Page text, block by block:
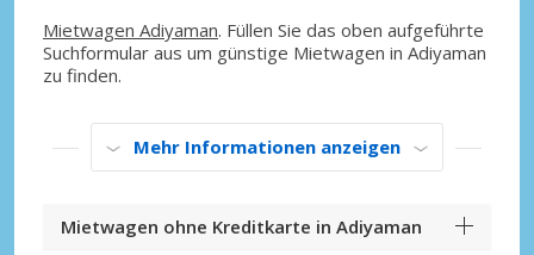
Mietwagen Adiyaman. Füllen Sie das oben aufgeführte
Suchformular aus um günstige Mietwagen in Adiyaman
zu finden.
Mehr Informationen anzeigen
Mietwagen ohne Kreditkarte in Adiyaman